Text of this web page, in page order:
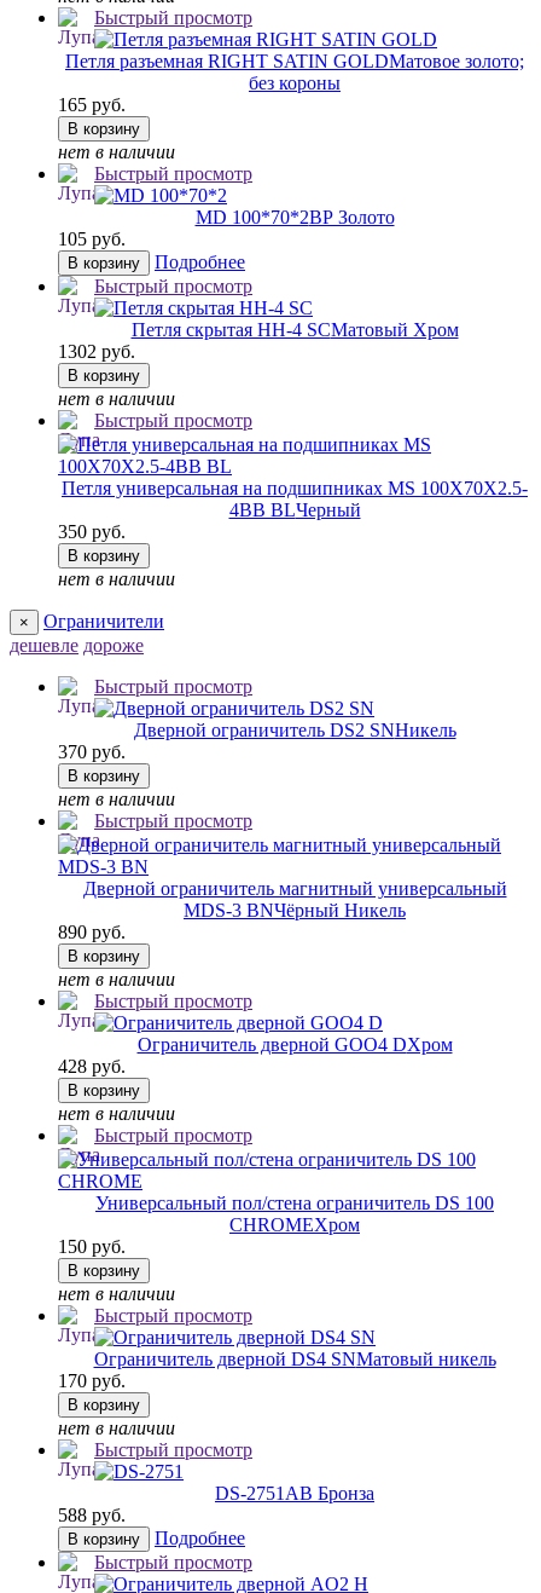
Быстрый просмотр
Петля разъемная RIGHT SATIN GOLDМатовое золото;
без короны
165 руб.
В корзину
нет в наличии
Быстрый просмотр
MD 100*70*2ВР Золото
105 руб.
В корзину
Подробнее
Быстрый просмотр
Петля скрытая HH-4 SCМатовый Хром
1302 руб.
В корзину
нет в наличии
Быстрый просмотр
Петля универсальная на подшипниках MS 100X70X2.5-
4BB BLЧерный
350 руб.
В корзину
нет в наличии
×
Ограничители
дешевле дороже
Быстрый просмотр
Дверной ограничитель DS2 SNНикель
370 руб.
В корзину
нет в наличии
Быстрый просмотр
Дверной ограничитель магнитный универсальный
MDS-3 BNЧёрный Никель
890 руб.
В корзину
нет в наличии
Быстрый просмотр
Ограничитель дверной GOO4 DХром
428 руб.
В корзину
нет в наличии
Быстрый просмотр
Универсальный пол/стена ограничитель DS 100
CHROMEХром
150 руб.
В корзину
нет в наличии
Быстрый просмотр
Ограничитель дверной DS4 SNМатовый никель
170 руб.
В корзину
нет в наличии
Быстрый просмотр
DS-2751 AB Бронза
588 руб.
В корзину
Подробнее
Быстрый просмотр